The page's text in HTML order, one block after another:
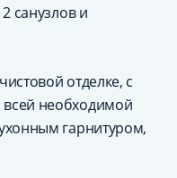
санузлов и
отделке, с
необходимой
гарнитуром,